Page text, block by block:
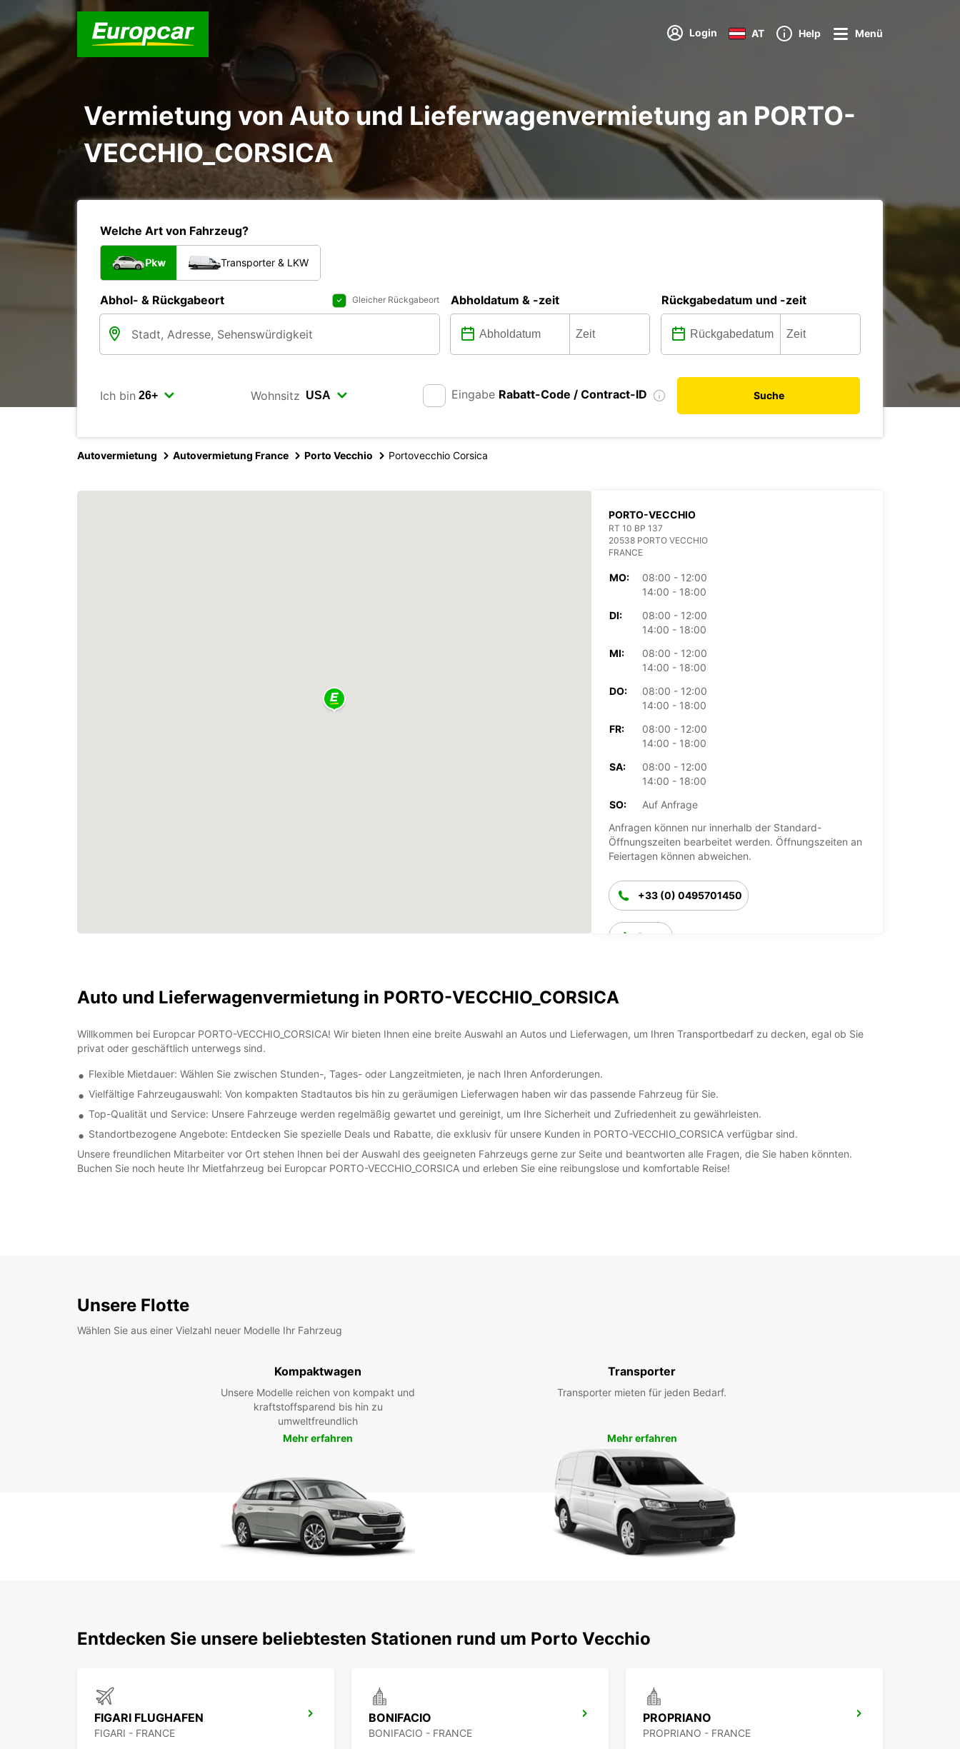
Login AT Help Menü
Vermietung von Auto und Lieferwagenvermietung an PORTO-
VECCHIO_CORSICA
Welche Art von Fahrzeug?
Pkw Transporter & LKW
Abhol- & Rückgabeort Gleicher Rückgabeort Abholdatum & -zeit Rückgabedatum und -zeit
Ich bin Wohnsitz Eingabe Rabatt-Code / Contract-ID Suche
Autovermietung Autovermietung France Porto Vecchio Portovecchio Corsica
PORTO-VECCHIO
RT 10 BP 137
20538 PORTO VECCHIO
FRANCE
MO:
08:00 - 12:00
14:00 - 18:00
DI:
08:00 - 12:00
14:00 - 18:00
MI:
08:00 - 12:00
14:00 - 18:00
DO:
08:00 - 12:00
14:00 - 18:00
FR:
08:00 - 12:00
14:00 - 18:00
SA:
08:00 - 12:00
14:00 - 18:00
SO:
Auf Anfrage
Anfragen können nur innerhalb der Standard-
Öffnungszeiten bearbeitet werden. Öffnungszeiten an
Feiertagen können abweichen.
+33 (0) 0495701450
Route
Auto und Lieferwagenvermietung in PORTO-VECCHIO_CORSICA
Willkommen bei Europcar PORTO-VECCHIO_CORSICA! Wir bieten Ihnen eine breite Auswahl an Autos und Lieferwagen, um Ihren Transportbedarf zu decken, egal ob Sie
privat oder geschäftlich unterwegs sind.
Flexible Mietdauer: Wählen Sie zwischen Stunden-, Tages- oder Langzeitmieten, je nach Ihren Anforderungen.
Vielfältige Fahrzeugauswahl: Von kompakten Stadtautos bis hin zu geräumigen Lieferwagen haben wir das passende Fahrzeug für Sie.
Top-Qualität und Service: Unsere Fahrzeuge werden regelmäßig gewartet und gereinigt, um Ihre Sicherheit und Zufriedenheit zu gewährleisten.
Standortbezogene Angebote: Entdecken Sie spezielle Deals und Rabatte, die exklusiv für unsere Kunden in PORTO-VECCHIO_CORSICA verfügbar sind.
Unsere freundlichen Mitarbeiter vor Ort stehen Ihnen bei der Auswahl des geeigneten Fahrzeugs gerne zur Seite und beantworten alle Fragen, die Sie haben könnten.
Buchen Sie noch heute Ihr Mietfahrzeug bei Europcar PORTO-VECCHIO_CORSICA und erleben Sie eine reibungslose und komfortable Reise!
Unsere Flotte
Wählen Sie aus einer Vielzahl neuer Modelle Ihr Fahrzeug
Kompaktwagen
Unsere Modelle reichen von kompakt und
kraftstoffsparend bis hin zu
umweltfreundlich
Mehr erfahren
Transporter
Transporter mieten für jeden Bedarf.
Mehr erfahren
Entdecken Sie unsere beliebtesten Stationen rund um Porto Vecchio
FIGARI FLUGHAFEN
FIGARI - FRANCE
BONIFACIO
BONIFACIO - FRANCE
PROPRIANO
PROPRIANO - FRANCE